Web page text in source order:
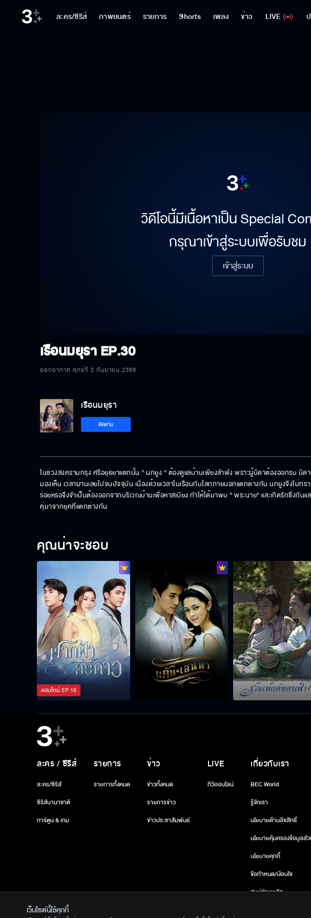
ละคร/ซีรีส์ ภาพยนตร์ รายการ Shorts เพลง ข่าว LIVE
วิดีโอนี้มีเนื้อหาเป็น Special
กรุณาเข้าสู่ระบบเพื่อรับชม
เข้าสู่ระบบ
เรือนมยุราEP.30
ออกอากาศ ศุกร์ที่ 5 กันยายน 2568
เรือนมยุรา
ติดตาม
ในช่วงสงครามกรุง ศรีอยุธยาแตกนั้น ” นกยูง ” ต้องดูแลบ้านเพียงลำพัง พราะผู้บิดาต้องออกรบ บิด
มองเห็น เวลาผ่านเลยไปจนปัจจุบัน เนื่องด้วยเวลาในเรือนกับโลกภายนอกแตกต่างกัน นกยูงจึงไม่ทรา
ร่อยหรอจึงจำเป็นต้องออกจากบริเวณบ้านเพื่อหาสเบียง ทำให้ได้มาพบ ” พระนาย” และเกิดรักซึ่งกันแ
คุ่มาจากยุคที่แตกต่างกัน
คุณน่าจะชอบ
ตอนใหม่EP.16
ละคร / ซีรีส์
ละคร/ซีรีส์
ซีรีส์นานาชาติ
การ์ตูน & เกม
รายการ
รายการทั้งหมด
ข่าว
ข่าวทั้งหมด
รายการข่าว
ข่าวประชาสัมพันธ์
LIVE
ทีวีออนไลน์
เกี่ยวกับเรา
BEC World
รู้จักเรา
นโยบายด้านลิขสิทธิ์
นโยบายคุ้มครองข้อมูลส่
นโยบายคุกกี้
ข้อกำหนด/เงื่อนไข
ศูนย์ช่วยเหลือ
เว็บไซต์นี้ใช้คุกกี้